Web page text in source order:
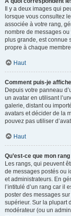
Il y a deux images qui
lorsque vous consultez
associée à votre rang,
nombre de messages
plus grande, est connue
propre à chaque
Haut
Comment puis-je
Depuis votre panneau
un avatar en utilisant
galerie, distant ou
avatars et décider de la
pouvez pas utiliser
Haut
Qu’est-ce que mon
Les rangs, qui peuvent
de messages postés ou
et administrateurs. En
l’intitulé d’un rang car il
poster des messages
supérieur. Sur la plupart
modérateur (ou un